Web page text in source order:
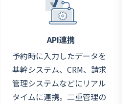
API連携
予約時に入力したデータを
基幹システム、CRM、請求
管理システムなどにリアル
タイムに連携。二重管理の